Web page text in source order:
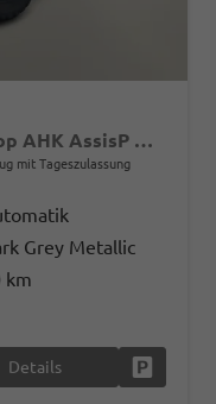
PanAmericana PanAm HardTop AHK AssisP Matrix Klimaaut
mit Tageszulassung
Grey Metallic
km
Details